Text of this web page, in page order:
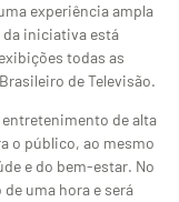
experiência ampla
da iniciativa está
todas as
de Televisão.
de alta
o público, ao mesmo
e do bem-estar. No
uma hora e será